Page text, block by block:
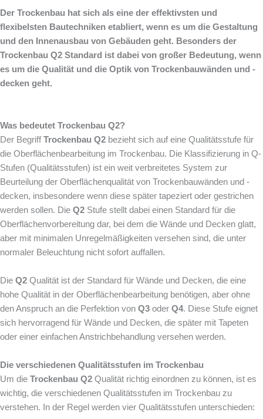
Der Trockenbau hat sich als eine der effektivsten und
flexibelsten Bautechniken etabliert, wenn es um die Gestaltung
und den Innenausbau von Gebäuden geht. Besonders der
Trockenbau Q2 Standard ist dabei von großer Bedeutung, wenn
es um die Qualität und die Optik von Trockenbauwänden und -
decken geht.
Was bedeutet Trockenbau Q2?
Der Begriff Trockenbau Q2 bezieht sich auf eine Qualitätsstufe für
die Oberflächenbearbeitung im Trockenbau. Die Klassifizierung in Q-
Stufen (Qualitätsstufen) ist ein weit verbreitetes System zur
Beurteilung der Oberflächenqualität von Trockenbauwänden und -
decken, insbesondere wenn diese später tapeziert oder gestrichen
werden sollen. Die Q2 Stufe stellt dabei einen Standard für die
Oberflächenvorbereitung dar, bei dem die Wände und Decken glatt,
aber mit minimalen Unregelmäßigkeiten versehen sind, die unter
normaler Beleuchtung nicht sofort auffallen.
Die Q2 Qualität ist der Standard für Wände und Decken, die eine
hohe Qualität in der Oberflächenbearbeitung benötigen, aber ohne
den Anspruch an die Perfektion von Q3 oder Q4. Diese Stufe eignet
sich hervorragend für Wände und Decken, die später mit Tapeten
oder einer einfachen Anstrichbehandlung versehen werden.
Die verschiedenen Qualitätsstufen im Trockenbau
Um die Trockenbau Q2 Qualität richtig einordnen zu können, ist es
wichtig, die verschiedenen Qualitätsstufen im Trockenbau zu
verstehen. In der Regel werden vier Qualitätsstufen unterschieden: